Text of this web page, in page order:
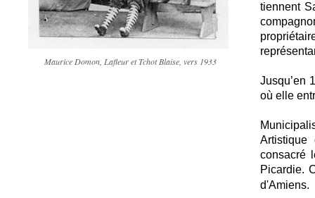
tiennent
Jusqu’en
où elle
consacré
Picardie.
d'Amiens.
Maurice Domon, Lafleur et Tchot Blaise, vers 1933